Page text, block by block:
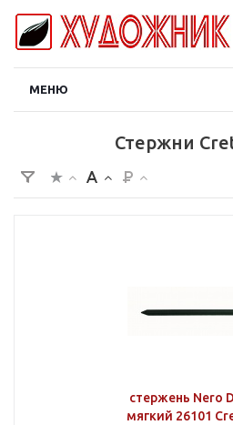
МЕНЮ
Стержни
стержень Nero
мягкий 26101